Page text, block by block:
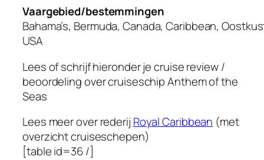
Vaargebied/bestemmingen
Bahama’s, Bermuda, Canada, Caribbean,
USA
Lees of schrijf hieronder je cruise review /
beoordeling over cruiseschipAnthem of the
Seas
Lees meer over rederij Royal Caribbean (met
overzicht cruiseschepen)
[table id=36 /]